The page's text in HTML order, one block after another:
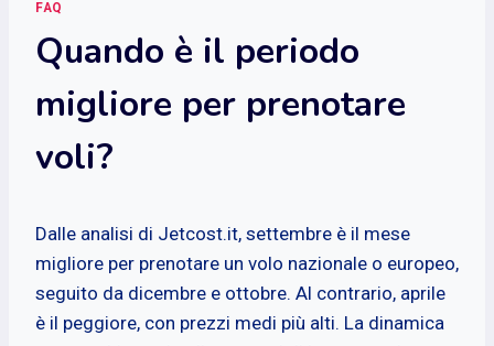
FAQ
Quando è il periodo
migliore per prenotare
voli?
Dalle analisi di Jetcost.it, settembre è il mese
migliore per prenotare un volo nazionale o europeo,
seguito da dicembre e ottobre. Al contrario, aprile
è il peggiore, con prezzi medi più alti. La dinamica